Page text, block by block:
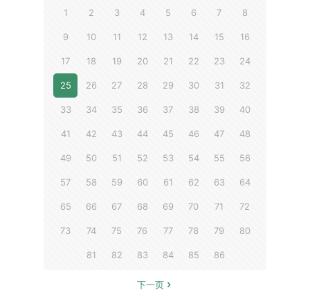
1 2 3 4 5 6 7 8
9 10 11 12 13 14 15 16
17 18 19 20 21 22 23 24
25 26 27 28 29 30 31 32
33 34 35 36 37 38 39 40
41 42 43 44 45 46 47 48
49 50 51 52 53 54 55 56
57 58 59 60 61 62 63 64
65 66 67 68 69 70 71 72
73 74 75 76 77 78 79 80
81 82 83 84 85 86
下一页